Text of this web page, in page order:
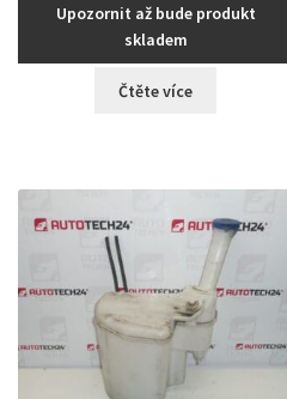
Upozornit až bude produkt
skladem
Čtěte více